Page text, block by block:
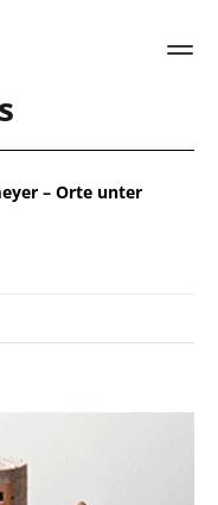
– Orte unter